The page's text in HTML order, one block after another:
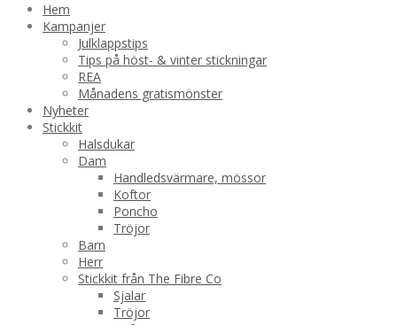
Hem
Kampanjer
Julklappstips
Tips på höst- & vinter stickningar
REA
Månadens gratismönster
Nyheter
Stickkit
Halsdukar
Dam
Handledsvärmare, mössor
Koftor
Poncho
Tröjor
Barn
Herr
Stickkit från The Fibre Co
Sjalar
Tröjor